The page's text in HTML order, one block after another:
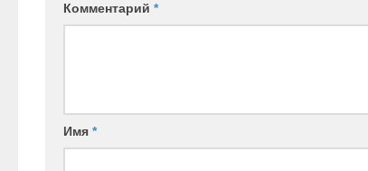
Комментарий *
Имя *